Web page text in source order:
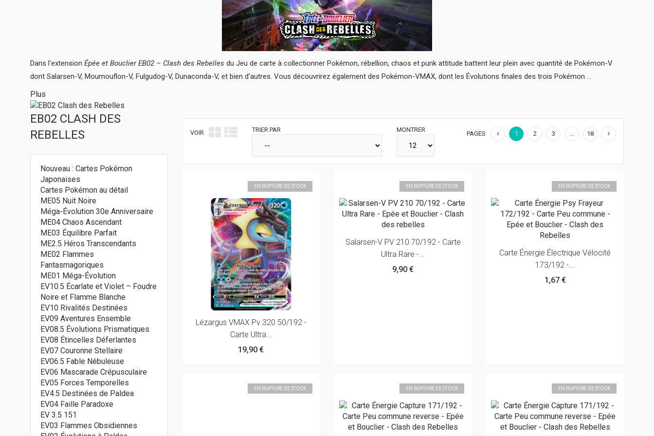
Dans l'extension Épée et Bouclier EB02 – Clash des Rebelles du Jeu de carte à collectionner Pokémon, rébellion, chaos et punk attitude battent leur plein avec quantité de Pokémon-V
dont Salarsen-V, Moumouflon-V, Fulgudog-V, Dunaconda-V, et bien d'autres. Vous découvrirez également des Pokémon-VMAX, dont les Évolutions finales des trois Pokémon ...
Plus
EB02 CLASH DES
REBELLES
Nouveau : Cartes Pokémon
Japonaises
Cartes Pokémon au détail
ME05 Nuit Noire
Méga-Évolution 30e Anniversaire
ME04 Chaos Ascendant
ME03 Équilibre Parfait
ME2.5 Héros Transcendants
ME02 Flammes
Fantasmagoriques
ME01 Méga-Évolution
EV10.5 Écarlate et Violet – Foudre
Noire et Flamme Blanche
EV10 Rivalités Destinées
EV09 Aventures Ensemble
EV08.5 Évolutions Prismatiques
EV08 Étincelles Déferlantes
EV07 Couronne Stellaire
EV06.5 Fable Nébuleuse
EV06 Mascarade Crépusculaire
EV05 Forces Temporelles
EV4.5 Destinées de Paldea
EV04 Faille Paradoxe
EV 3.5 151
EV03 Flammes Obsidiennes
VOIR TRIER PAR MONTRER PAGES 1 2 3 18
EN RUPTURE DE STOCK
Lézargus VMAX Pv 320 50/192 -
Carte Ultra...
19,90 €
EN RUPTURE DE STOCK
Salarsen-V PV 210 70/192 - Carte
Ultra Rare -...
9,90 €
EN RUPTURE DE STOCK
Carte Énergie Électrique Vélocité
173/192 -...
1,67 €
EN RUPTURE DE STOCK EN RUPTURE DE STOCK EN RUPTURE DE STOCK